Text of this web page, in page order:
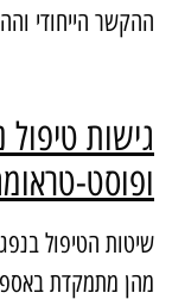
הייחודי
טיפול
טראומה
הטיפול
מתמקדת